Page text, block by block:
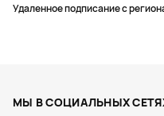
Удаленное подписание с
МЫ В СОЦИАЛЬНЫХ